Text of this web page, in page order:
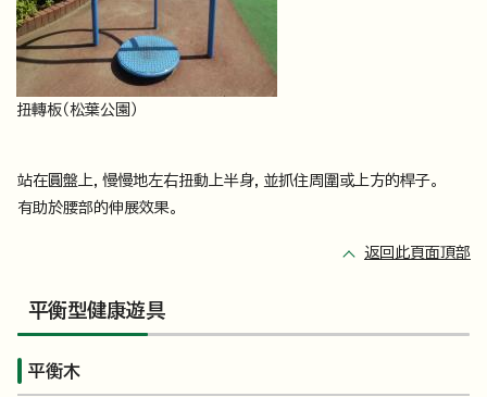
扭轉板（松葉公園）
站在圓盤上，慢慢地左右扭動上半身，並抓住周圍或上方的桿子。
有助於腰部的伸展效果。
返回此頁面頂部
平衡型健康遊具
平衡木